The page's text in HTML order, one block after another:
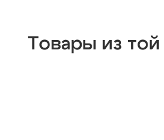
Товары из